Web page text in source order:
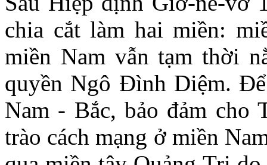
chia cắt làm hai miền:
miền Nam vẫn tạm thời
quyền Ngô Đình Diệm.
Nam - Bắc, bảo đảm cho
trào cách mạng ở miền